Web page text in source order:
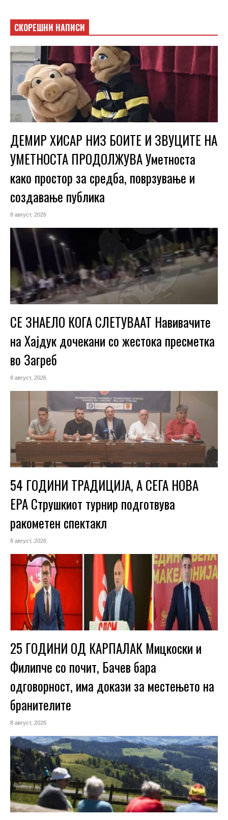
СКОРЕШНИ НАПИСИ
ДЕМИР ХИСАР НИЗ БОИТЕ И ЗВУЦИТЕ НА
УМЕТНОСТА ПРОДОЛЖУВА Уметноста
како простор за средба, поврзување и
создавање публика
8 август, 2026
СЕ ЗНАЕЛО КОГА СЛЕТУВААТ Навивачите
на Хајдук дочекани со жестока пресметка
во Загреб
8 август, 2026
54 ГОДИНИ ТРАДИЦИЈА, А СЕГА НОВА
ЕРА Струшкиот турнир подготвува
ракометен спектакл
8 август, 2026
25 ГОДИНИ ОД КАРПАЛАК Мицкоски и
Филипче со почит, Бачев бара
одговорност, има докази за местењето на
бранителите
8 август, 2026